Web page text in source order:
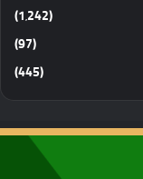
(1٬242)
(97)
(445)